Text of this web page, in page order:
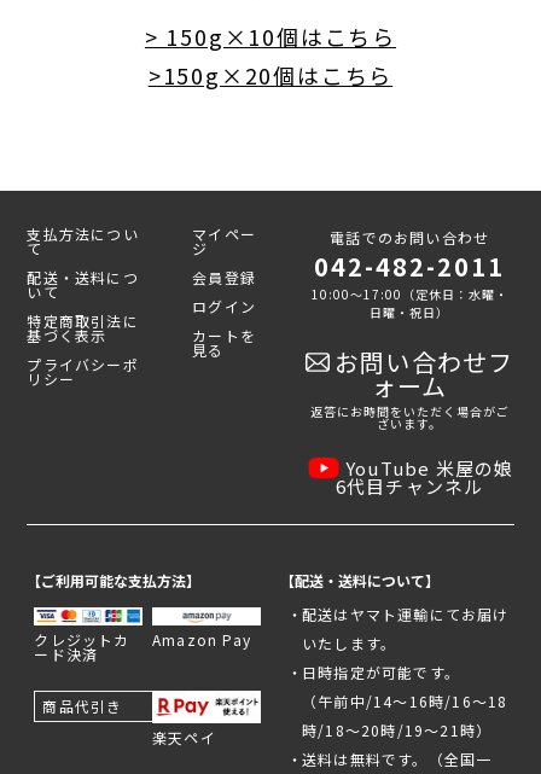
> 150g×10個はこちら
>150g×20個はこちら
支払方法につい
て
配送・送料につ
いて
特定商取引法に
基づく表示
プライバシーポ
リシー
マイペー
ジ
会員登録
ログイン
カートを
見る
電話でのお問い合わせ
042-482-2011
10:00～17:00（定休日：水曜・
日曜・祝日）
お問い合わせフ
ォーム
返答にお時間をいただく場合がご
ざいます。
YouTube 米屋の娘
6代目チャンネル
【ご利用可能な支払方法】
クレジットカ
ード決済
Amazon Pay
商品代引き
楽天ペイ
【配送・送料について】
配送はヤマト運輸にてお届け
いたします。
日時指定が可能です。
（午前中/14～16時/16～18
時/18～20時/19～21時）
送料は無料です。（全国一